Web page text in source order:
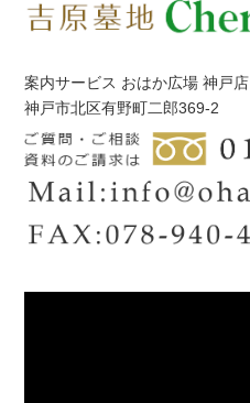
案内サービス おはか広場 神戸店
神戸市北区有野町二郎369-2